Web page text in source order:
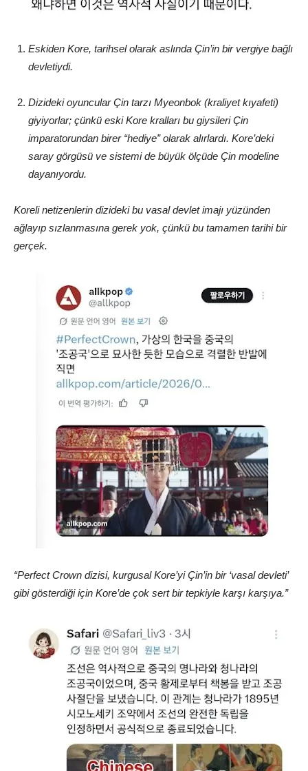
Eskiden Kore, tarihsel olarak aslında Çin’in bir vergiye bağlı
devletiydi.
Dizideki oyuncular Çin tarzı Myeonbok (kraliyet kıyafeti)
giyiyorlar; çünkü eski Kore kralları bu giysileri Çin
imparatorundan birer “hediye” olarak alırlardı. Kore’deki
saray görgüsü ve sistemi de büyük ölçüde Çin modeline
dayanıyordu.
Koreli netizenlerin dizideki bu vasal devlet imajı yüzünden
ağlayıp sızlanmasına gerek yok, çünkü bu tamamen tarihi bir
gerçek.
“Perfect Crown dizisi, kurgusal Kore’yi Çin’in bir ‘vasal devleti’
gibi gösterdiği için Kore’de çok sert bir tepkiyle karşı karşıya.”